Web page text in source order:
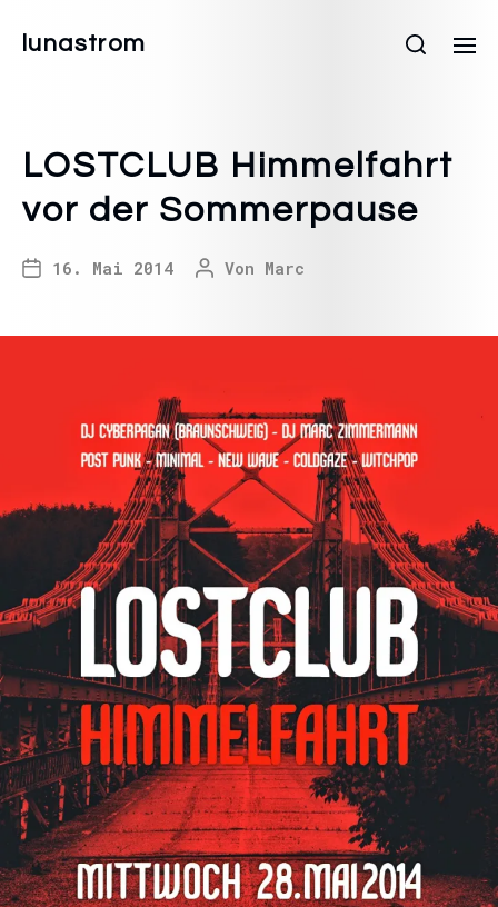
lunastrom
LOSTCLUB Himmelfahrt
vor der Sommerpause
16. Mai 2014 Von Marc